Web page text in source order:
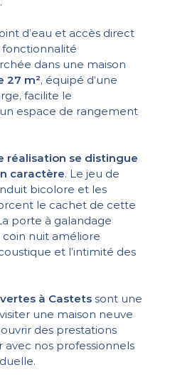
d’eau et accès direct
dans une maison
27 m², équipé d’une
facilite le
espace de rangement
réalisation se distingue
caractère. Le jeu de
bicolore et les
le cachet de cette
porte à galandage
nuit améliore
et l’intimité des
à Castets sont une
une maison neuve
des prestations
nos professionnels